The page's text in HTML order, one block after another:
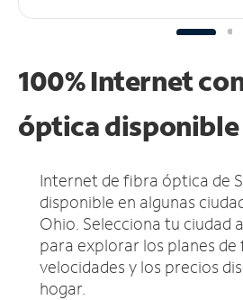
100% Internet
óptica disponible
Internet de fibra óptica de
disponible en algunas
Ohio. Selecciona tu ciudad
para explorar los planes
velocidades y los precios
hogar.